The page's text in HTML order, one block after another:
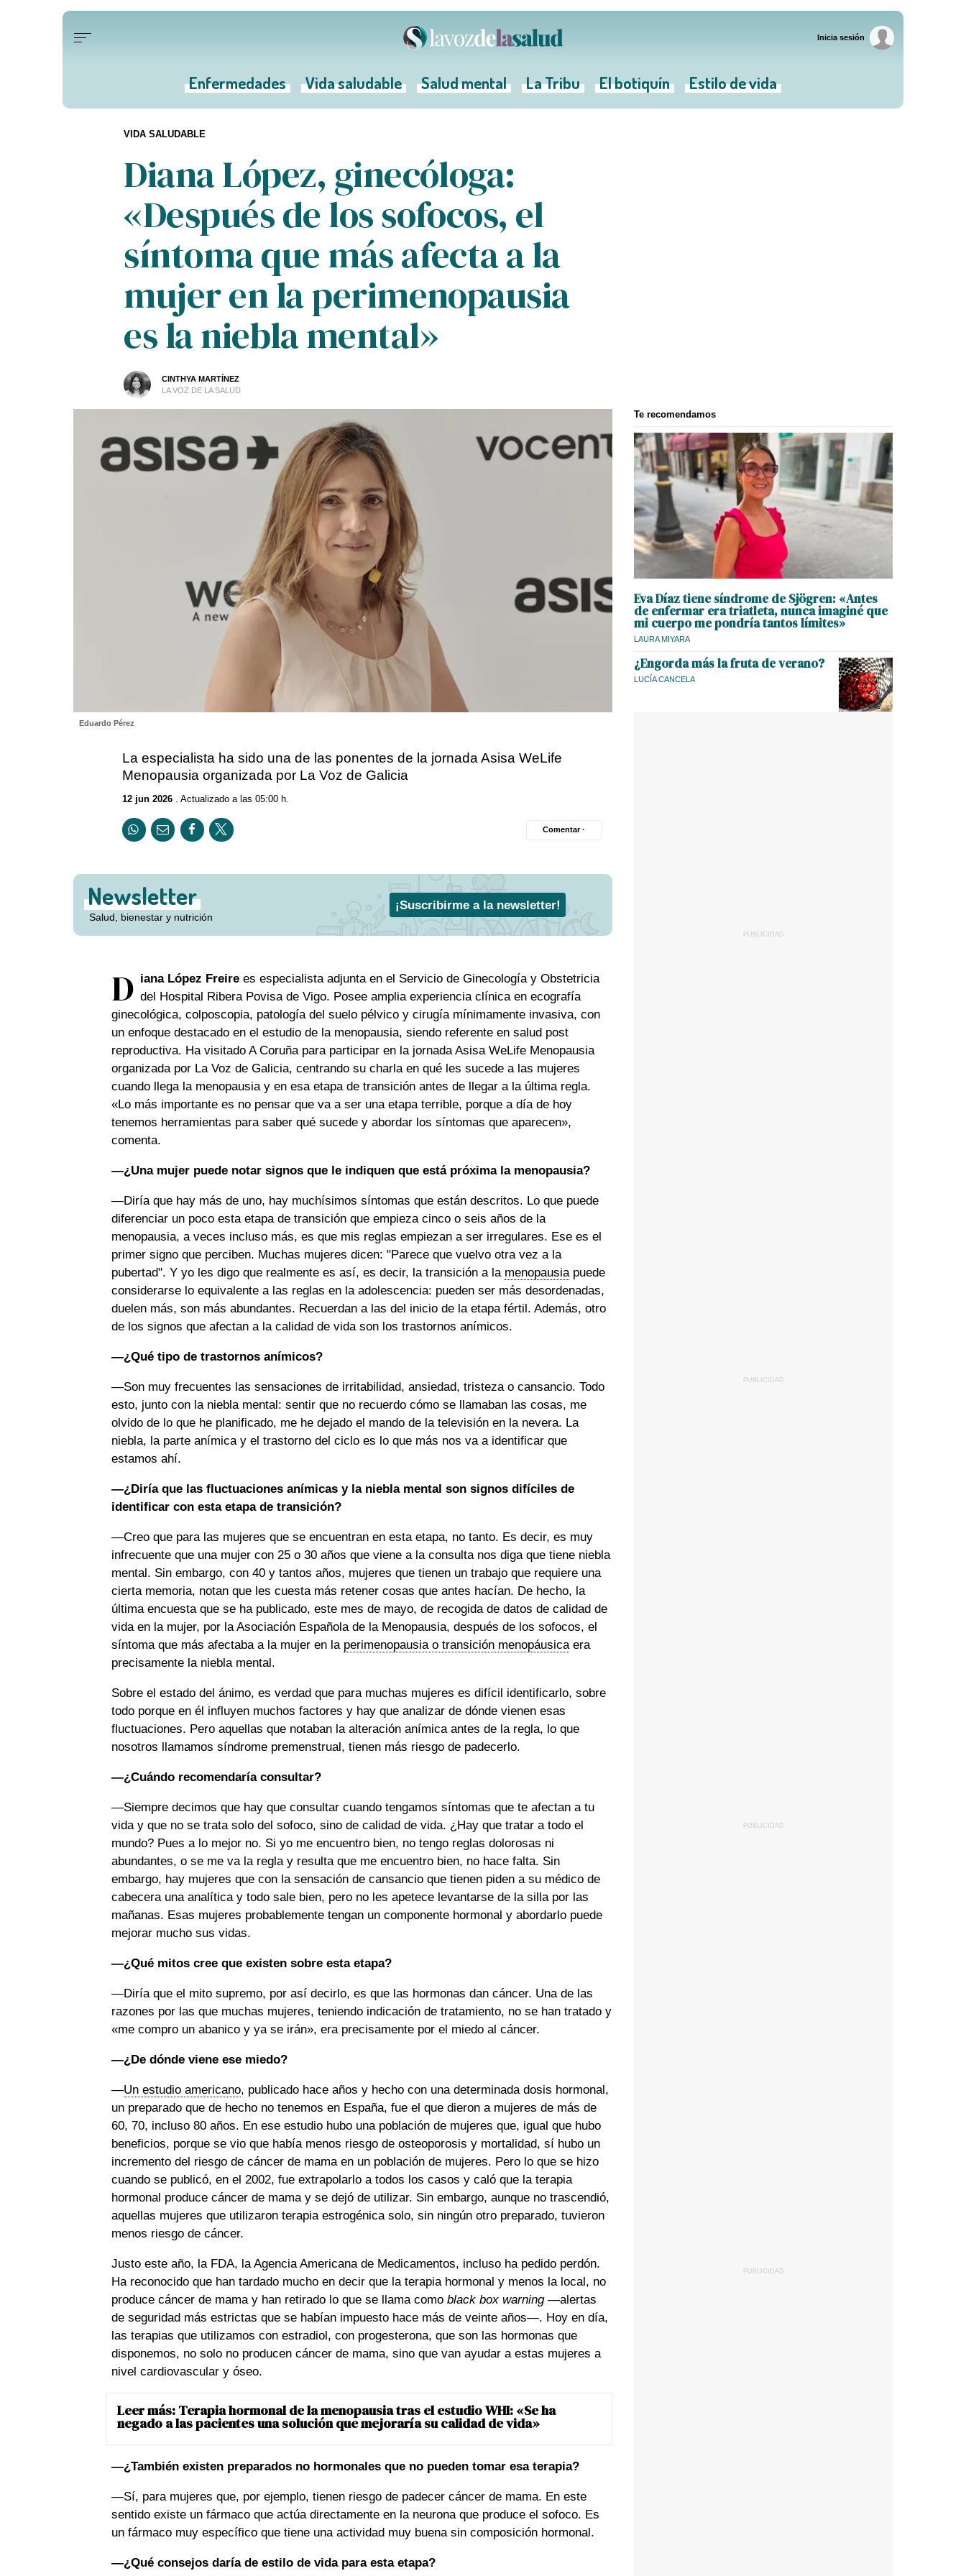
Inicia sesión
Enfermedades Vida saludable Salud mental La Tribu El botiquín Estilo de vida
Diana López, ginecóloga:
«Después de los sofocos, el
síntoma que más afecta a la
mujer en la perimenopausia
es la niebla mental»
CINTHYA MARTÍNEZ
LA VOZ DE LA SALUD
VIDA SALUDABLE
Eduardo Pérez
La especialista ha sido una de las ponentes de la jornada Asisa WeLife
Menopausia organizada por La Voz de Galicia
12 jun 2026. Actualizado a las 05:00 h.
Comentar ·
Newsletter
Salud, bienestar y nutrición
¡Suscribirme a la newsletter!
D iana López Freirees especialista adjunta en el Servicio de Ginecología y Obstetricia
del Hospital Ribera Povisa de Vigo. Posee amplia experiencia clínica en ecografía
ginecológica, colposcopia, patología del suelo pélvico y cirugía mínimamente invasiva, con
un enfoque destacado en el estudio de la menopausia, siendo referente en salud post
reproductiva. Ha visitado A Coruña para participar en la jornada Asisa WeLife Menopausia
organizada por La Voz de Galicia, centrando su charla en qué les sucede a las mujeres
cuando llega la menopausia y en esa etapa de transición antes de llegar a la última regla.
«Lo más importante es no pensar que va a ser una etapa terrible, porque a día de hoy
tenemos herramientas para saber qué sucede y abordar los síntomas que aparecen»,
comenta.
—¿Una mujer puede notar signos que le indiquen que está próxima la menopausia?
—Diría que hay más de uno, hay muchísimos síntomas que están descritos. Lo que puede
diferenciar un poco esta etapa de transición que empieza cinco o seis años de la
menopausia, a veces incluso más, es que mis reglas empiezan a ser irregulares. Ese es el
primer signo que perciben. Muchas mujeres dicen: "Parece que vuelvo otra vez a la
pubertad". Y yo les digo que realmente es así, es decir, la transición a la menopausiapuede
considerarse lo equivalente a las reglas en la adolescencia: pueden ser más desordenadas,
duelen más, son más abundantes. Recuerdan a las del inicio de la etapa fértil. Además, otro
de los signos que afectan a la calidad de vida son los trastornos anímicos.
—¿Qué tipo de trastornos anímicos?
—Son muy frecuentes las sensaciones de irritabilidad, ansiedad, tristeza o cansancio. Todo
esto, junto con la niebla mental: sentir que no recuerdo cómo se llamaban las cosas, me
olvido de lo que he planificado, me he dejado el mando de la televisión en la nevera. La
niebla, la parte anímica y el trastorno del ciclo es lo que más nos va a identificar que
estamos ahí.
—¿Diría que las fluctuaciones anímicas y la niebla mental son signos difíciles de
identificar con esta etapa de transición?
—Creo que para las mujeres que se encuentran en esta etapa, no tanto. Es decir, es muy
infrecuente que una mujer con 25 o 30 años que viene a la consulta nos diga que tiene niebla
mental. Sin embargo, con 40 y tantos años, mujeres que tienen un trabajo que requiere una
cierta memoria, notan que les cuesta más retener cosas que antes hacían. De hecho, la
última encuesta que se ha publicado, este mes de mayo, de recogida de datos de calidad de
vida en la mujer, por la Asociación Española de la Menopausia, después de los sofocos, el
síntoma que más afectaba a la mujer en la perimenopausia o transición menopáusicaera
precisamente la niebla mental.
Sobre el estado del ánimo, es verdad que para muchas mujeres es difícil identificarlo, sobre
todo porque en él influyen muchos factores y hay que analizar de dónde vienen esas
fluctuaciones. Pero aquellas que notaban la alteración anímica antes de la regla, lo que
nosotros llamamos síndrome premenstrual, tienen más riesgo de padecerlo.
—¿Cuándo recomendaría consultar?
—Siempre decimos que hay que consultar cuando tengamos síntomas que te afectan a tu
vida y que no se trata solo del sofoco, sino de calidad de vida. ¿Hay que tratar a todo el
mundo? Pues a lo mejor no. Si yo me encuentro bien, no tengo reglas dolorosas ni
abundantes, o se me va la regla y resulta que me encuentro bien, no hace falta. Sin
embargo, hay mujeres que con la sensación de cansancio que tienen piden a su médico de
cabecera una analítica y todo sale bien, pero no les apetece levantarse de la silla por las
mañanas. Esas mujeres probablemente tengan un componente hormonal y abordarlo puede
mejorar mucho sus vidas.
—¿Qué mitos cree que existen sobre esta etapa?
—Diría que el mito supremo, por así decirlo, es que las hormonas dan cáncer. Una de las
razones por las que muchas mujeres, teniendo indicación de tratamiento, no se han tratado y
«me compro un abanico y ya se irán», era precisamente por el miedo al cáncer.
—¿De dónde viene ese miedo?
—Un estudio americano, publicado hace años y hecho con una determinada dosis hormonal,
un preparado que de hecho no tenemos en España, fue el que dieron a mujeres de más de
60, 70, incluso 80 años. En ese estudio hubo una población de mujeres que, igual que hubo
beneficios, porque se vio que había menos riesgo de osteoporosis y mortalidad, sí hubo un
incremento del riesgo de cáncer de mama en un población de mujeres. Pero lo que se hizo
cuando se publicó, en el 2002, fue extrapolarlo a todos los casos y caló que la terapia
hormonal produce cáncer de mama y se dejó de utilizar. Sin embargo, aunque no trascendió,
aquellas mujeres que utilizaron terapia estrogénica solo, sin ningún otro preparado, tuvieron
menos riesgo de cáncer.
Justo este año, la FDA, la Agencia Americana de Medicamentos, incluso ha pedido perdón.
Ha reconocido que han tardado mucho en decir que la terapia hormonal y menos la local, no
produce cáncer de mama y han retirado lo que se llama comoblack box warning—alertas
de seguridad más estrictas que se habían impuesto hace más de veinte años—. Hoy en día,
las terapias que utilizamos con estradiol, con progesterona, que son las hormonas que
disponemos, no solo no producen cáncer de mama, sino que van ayudar a estas mujeres a
nivel cardiovascular y óseo.
Leer más: Terapia hormonal de la menopausia tras el estudio WHI: «Se ha
negado a las pacientes una solución que mejoraría su calidad de vida»
—¿También existen preparados no hormonales que no pueden tomar esa terapia?
—Sí, para mujeres que, por ejemplo, tienen riesgo de padecer cáncer de mama. En este
sentido existe un fármaco que actúa directamente en la neurona que produce el sofoco. Es
un fármaco muy específico que tiene una actividad muy buena sin composición hormonal.
—¿Qué consejos daría de estilo de vida para esta etapa?
Te recomendamos
Eva Díaz tiene síndrome de Sjögren: «Antes
de enfermar era triatleta, nunca imaginé que
mi cuerpo me pondría tantos límites»
LAURA MIYARA
¿Engorda más la fruta de verano?
LUCÍA CANCELA